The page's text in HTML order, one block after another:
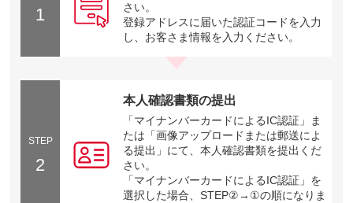
1
さい。
登録アドレスに届いた認証コードを入力
し、お客さま情報を入力ください。
STEP
2
本人確認書類の提出
「マイナンバーカードによるIC認証」ま
たは「画像アップロードまたは郵送によ
る提出」にて、本人確認書類を提出くだ
さい。
「マイナンバーカードによるIC認証」を
選択した場合、STEP②→①の順になりま